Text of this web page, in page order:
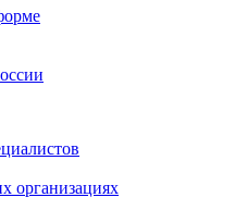
организациях